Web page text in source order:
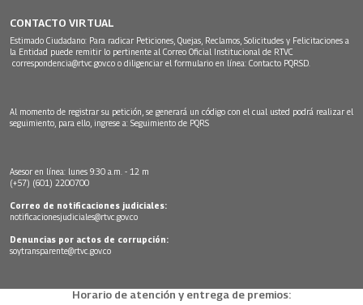
CONTACTO VIRTUAL
Estimado Ciudadano: Para radicar Peticiones, Quejas, Reclamos, Solicitudes y Felicitaciones a
la Entidad puede remitir lo pertinente al Correo Oficial Institucional de RTVC
correspondencia@rtvc.gov.co o diligenciar el formulario en línea: Contacto PQRSD.
Al momento de registrar su petición, se generará un código con el cual usted podrá realizar el
seguimiento, para ello, ingrese a: Seguimiento de PQRS
Asesor en línea: lunes 9:30 a.m. - 12 m
(+57) (601) 2200700
Correo de notificaciones judiciales:
notificacionesjudiciales@rtvc.gov.co
Denuncias por actos de corrupción:
soytransparente@rtvc.gov.co
Horario de atención y entrega de premios: